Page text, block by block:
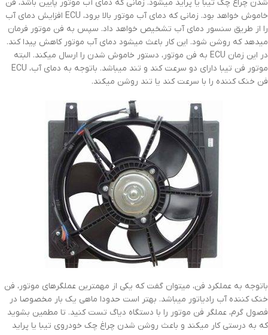
شدن چراغ چک تیبا یا پراید میشود. زمانی که دمای آب موتور پایین باشد، فن
خاموش خواهد بود. زمانی که دمای آب موتور بالا برود، ECU افزایش دمای آب
را از طریق سنسور دمای آب تشخیص خواهد داد. سپس به فن موتور فرمان
میدهد که روشن شود. این کار باعث میشود دمای آب موتور کاهش پیدا کند.
در این زمان ECU به فن موتور، دستور خاموش شدن را ارسال میکند. البته
فن خنک کننده را با سرعت کند یا تند روشن میکند.
باتوجه به عملکرد فن، میتوان گفت که یکی از مهمترین عملگرهای موتور، فن
خنک کننده آب رادیاتور میباشد. بهتر است حدودا ماهی یک بار مخصوصا در
فصول گرم، عملگر فن موتور را با دستگاه دیاگ تست کنید. تا مطمین بشوید
که به درستی کار میکند و باعث روشن شدن چراغ چک خودروی تیبا یا پراید